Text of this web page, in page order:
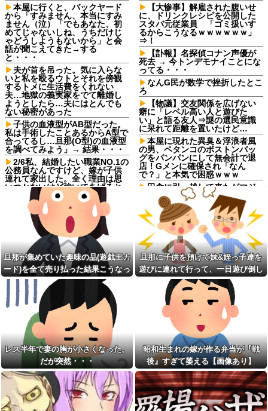
本屋に行くと、バックヤード
から「すみません、本当にすみ
ません（泣）「でもあなた、初
めてじゃないしね、うちだけじ
ゃどうしようもないから」と会
話が聞こえてきた→する
と・・・
夫が首を吊った。気に入らな
いと私を殴るウトとそれを傍観
するトメに生活費をくれない
夫…地獄の義実家をでて離婚し
ようとしたら…夫にはとんでも
ない秘密があった
子供の血液型がAB型だった。
私は手術したことあるからA型で
合ってるし…旦那(O型)の血液型
を調べてみよう」→ 結果・・・
2/6私、結婚したい職業NO.1の
公務員なんですけど、嫁が子供
連れて家出した。全く理由は思
いつかないけど強いてあげると
すれば母のせいかもしれない。
嫁のせいでアトピー悪化しそう
スーパーで小エビの天ぷら
（１２尾入り４８０円）を買っ
た。レジ係の人「５７６０円で
す」私「えっ！？間違いじゃな
いですか？」レジ「いや、４８...
ミスドで隣の席の女性二人の
会話が聞こえてきた。その内容
が、旦那と離婚したくてでっち
上げのDV証拠を...
出された物を食べずに文句ば
っかりの子供にうんざり。もう
毎日冷凍チャーハンとコーンフ
レークでいいかな？
【画像】居酒屋さん、6人で長
居して会計4939円しか使わない
客にお気持ち表明してしまう←
コレどっちが悪いん
や？？？？？？
イーロン・マスク「中国のロ
ボットはデタラメで遠隔操作し
てるだけ」
【大惨事】解雇された腹いせ
に、ドリンクレシピを公開した
スタバ元従業員 「ゴミ扱いす
るからこうなるｗｗｗｗｗｗ」
⇒！
【訃報】名探偵コナン声優が
死去 → 今トンデモナイことにな
ってる・・・
なんG民が数学で挫折したとこ
ろ
【物議】交友関係を広げない
癖に「レベル高い人と遊びた
い」と語る友人⇒謎の選民意識
に呆れて距離を置いたけど…
本屋に現れた異臭＆浮浪者風
の男、ペタンコのボストンバッ
グをパンパンにして無会計で退
店！Gメンに確保され「なん
で？」と本気で困惑ｗｗｗ
田舎に引っ越して来たがマジ
でなんもねえな
配送の仕事に入ってきた年配
女性。この人の運転が酷い。対
向避けの場所がところどころに
ある様な、見通しの悪いギリギ
リの村落の中の道を40〜50キロ
で走り抜ける
サークルの先輩方の子を次々
と妊娠。3回堕したせいか、結婚
してから子供は出来なかった。
【ウマ娘】ウマ娘バスト
TOP20他
私「そのマンガ面白い？」友
達「読めばわかるよ」→感想を
聞きたかっただけなのに話が噛
み合わなくて…
【腹筋崩壊】見た瞬間吹いた
画像を貼っていくスレｗｗｗｗ
彼女とイタリア旅行にいった
とき、ナイフを持った若者に囲
まれた。とっさの一言が予想外
の展開を呼ぶことになって…
ﾏｸﾄﾞでｷﾞｬﾙﾏﾏ軍団がｶﾞｷを放っ
旦那が集めていた趣味の品(遊戯王カ
ード)を全て売り払った結果こうなっ
た
旦那に子供を預けて妹&姪っ子達を
遊びに連れて行って、一日遊び倒し
た。すると、旦那と喧嘩になってし
まい...
レス半年で妻の胸が小さくなった。
だが突然・・・
昭和生まれの嫁が作る弁当が『戦
後』すぎて萎える【画像あり】